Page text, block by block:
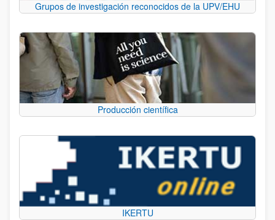
Grupos de investigación reconocidos de la UPV/EHU
Producción científica
IKERTU